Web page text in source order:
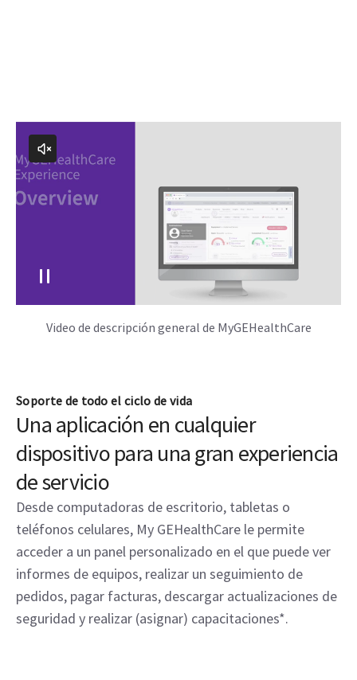
Video de descripción general de MyGEHealthCare
Soporte de todo el ciclo de vida
Una aplicación en cualquier
dispositivo para una gran experiencia
de servicio
Desde computadoras de escritorio, tabletas o
teléfonos celulares, My GEHealthCare le permite
acceder a un panel personalizado en el que puede ver
informes de equipos, realizar un seguimiento de
pedidos, pagar facturas, descargar actualizaciones de
seguridad y realizar (asignar) capacitaciones*.